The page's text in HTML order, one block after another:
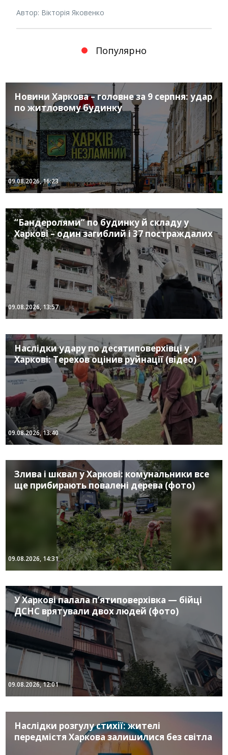
Автор: Вікторія Яковенко
Популярно
Новини Харкова – головне за 9 серпня: удар
по житловому будинку
09.08.2026, 16:23
“Бандеролями” по будинку й складу у
Харкові – один загиблий і 37 постраждалих
09.08.2026, 13:57
Наслідки удару по десятиповерхівці у
Харкові: Терехов оцінив руйнації (відео)
09.08.2026, 13:40
Злива і шквал у Харкові: комунальники все
ще прибирають повалені дерева (фото)
09.08.2026, 14:31
У Харкові палала п’ятиповерхівка — бійці
ДСНС врятували двох людей (фото)
09.08.2026, 12:01
Наслідки розгулу стихії: жителі
передмістя Харкова залишилися без світла